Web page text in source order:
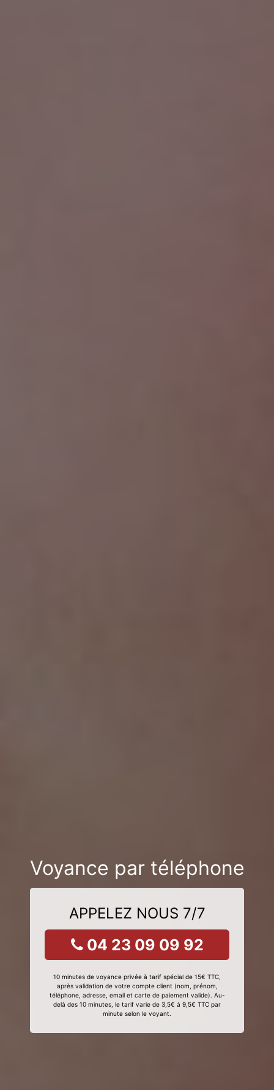
Voyance par téléphone
APPELEZ NOUS 7/7
04 23 09 09 92
10 minutes de voyance privée à tarif spécial de 15€ TTC,
après validation de votre compte client (nom, prénom,
téléphone, adresse, email et carte de paiement valide). Au-
delà des 10 minutes, le tarif varie de 3,5€ à 9,5€ TTC par
minute selon le voyant.